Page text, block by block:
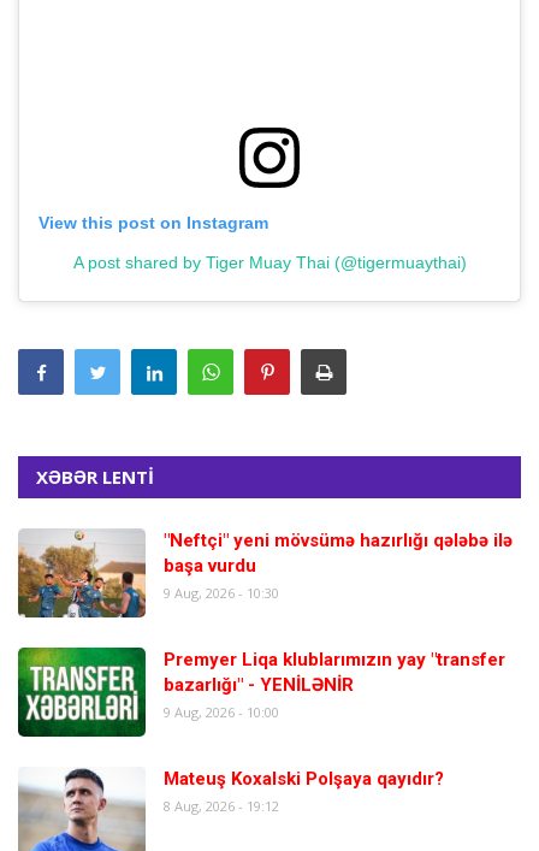
View this post on Instagram
A post shared by Tiger Muay Thai (@tigermuaythai)
XƏBƏR LENTİ
"Neftçi" yeni mövsümə hazırlığı qələbə ilə
başa vurdu
9 Aug, 2026 - 10:30
Premyer Liqa klublarımızın yay "transfer
bazarlığı" - YENİLƏNİR
9 Aug, 2026 - 10:00
Mateuş Koxalski Polşaya qayıdır?
8 Aug, 2026 - 19:12